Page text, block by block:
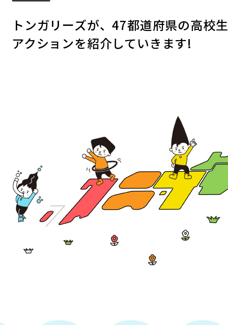
トンガリーズが、47都道府県の高校
アクションを紹介していきます!